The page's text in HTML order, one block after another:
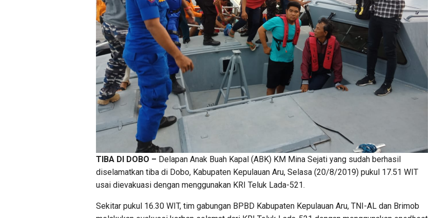
TIBA DI DOBO – Delapan Anak Buah Kapal (ABK) KM Mina Sejati yang sudah berhasil
diselamatkan tiba di Dobo, Kabupaten Kepulauan Aru, Selasa (20/8/2019) pukul 17.51 WIT
usai dievakuasi dengan menggunakan KRI Teluk Lada-521.
Sekitar pukul 16.30 WIT, tim gabungan BPBD Kabupaten Kepulauan Aru, TNI-AL dan Brimob